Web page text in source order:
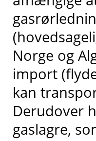
Norge og
import
kan
Derudover
gaslagre,